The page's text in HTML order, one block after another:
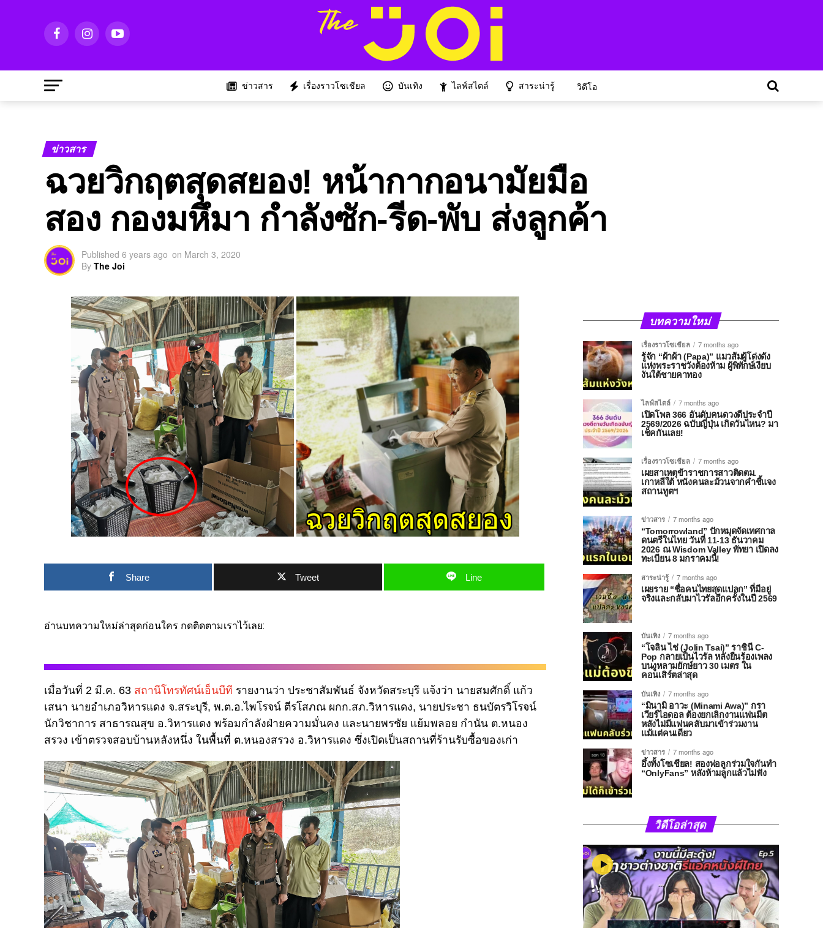
ข่าวสาร เรื่องราวโซเชียล บันเทิง ไลฟ์สไตล์ สาระน่ารู้ วิดีโอ
ข่าวสาร
ฉวยวิกฤตสุดสยอง! หน้ากากอนามัยมือ
สอง กองมหึมา กำลังซัก-รีด-พับ ส่งลูกค้า
Published 6 years ago on March 3, 2020
By The Joi
Share Tweet Line
อ่านบทความใหม่ล่าสุดก่อนใคร กดติดตามเราไว้เลย:
เมื่อวันที่ 2 มี.ค. 63 สถานีโทรทัศน์เอ็นบีที รายงานว่า ประชาสัมพันธ์ จังหวัดสระบุรี แจ้งว่า นายสมศักดิ์ แก้ว
เสนา นายอำเภอวิหารแดง จ.สระบุรี, พ.ต.อ.ไพโรจน์ ตีรโสภณ ผกก.สภ.วิหารแดง, นายประชา ธนบัตรวิโรจน์
นักวิชาการ สาธารณสุข อ.วิหารแดง พร้อมกำลังฝ่ายความมั่นคง และนายพรชัย แย้มพลอย กำนัน ต.หนอง
สรวง เข้าตรวจสอบบ้านหลังหนึ่ง ในพื้นที่ ต.หนองสรวง อ.วิหารแดง ซึ่งเปิดเป็นสถานที่ร้านรับซื้อของเก่า
บทความใหม่
เรื่องราวโซเชียล
7 months ago
รู้จัก “ผ้าผ้า (Papa)” แมวส้มผู้โด่งดัง
แห่งพระราชวังต้องห้าม ผู้พิทักษ์เงียบ
งันใต้ชายคาทอง
ไลฟ์สไตล์
7 months ago
เปิดโพล 366 อันดับคนดวงดีประจำปี
2569/2026 ฉบับญี่ปุ่น เกิดวันไหน? มา
เช็คกันเลย!
เรื่องราวโซเชียล
7 months ago
เผยสาเหตุข้าราชการสาวติดตม.
เกาหลีใต้ หนังคนละม้วนจากคำชี้แจง
สถานทูตฯ
ข่าวสาร
7 months ago
“Tomorrowland” ปักหมุดจัดเทศกาล
ดนตรีในไทย วันที่ 11-13 ธันวาคม
2026 ณ Wisdom Valley พัทยา เปิดลง
ทะเบียน 8 มกราคมนี้!
สาระน่ารู้
7 months ago
เผยราย “ชื่อคนไทยสุดแปลก” ที่มีอยู่
จริงและกลับมาไวรัลอีกครั้งในปี 2569
บันเทิง
7 months ago
“โจลิน ไช่ (Jolin Tsai)” ราชินี C-
Pop กลายเป็นไวรัล หลังยืนร้องเพลง
บนงูหลามยักษ์ยาว 30 เมตร ใน
คอนเสิร์ตล่าสุด
บันเทิง
7 months ago
“มินามิ อาวะ (Minami Awa)” กรา
เวียร์ไอดอล ต้องยกเลิกงานแฟนมีต
หลังไม่มีแฟนคลับมาเข้าร่วมงาน
แม้แต่คนเดียว
ข่าวสาร
7 months ago
อึ้งทั้งโซเชียล! สองพ่อลูกร่วมใจกันทำ
“OnlyFans” หลังห้ามลูกแล้วไม่ฟัง
วิดีโอล่าสุด